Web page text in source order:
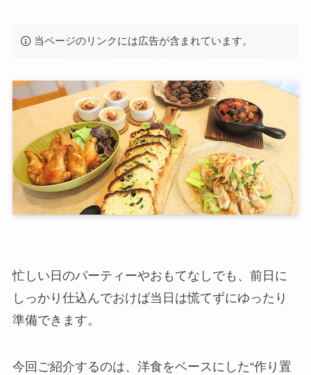
当ページのリンクには広告が含まれています。
忙しい日のパーティーやおもてなしでも、前日に
しっかり仕込んでおけば当日は慌てずにゆったり
準備できます。
今回ご紹介するのは、洋食をベースにした“作り置